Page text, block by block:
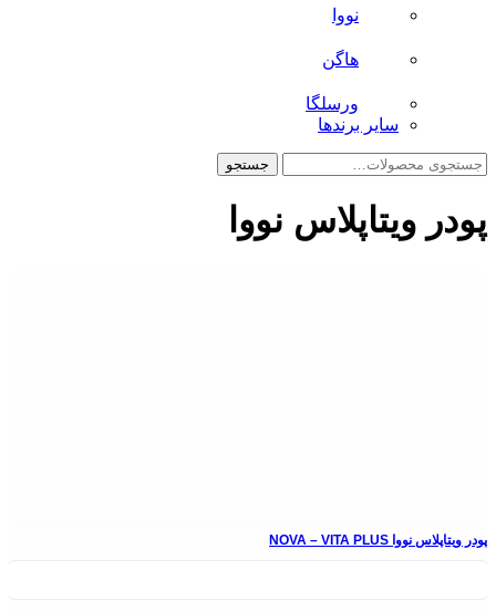
نووا
هاگن
ورسلگا
سایر برند‌ها
جستجو
جستجو
پودر ویتاپلاس نووا
پودر ویتاپلاس نووا NOVA – VITA PLUS